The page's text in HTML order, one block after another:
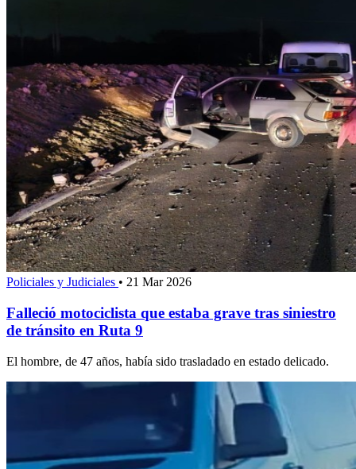
Policiales y Judiciales • 21 Mar 2026
Falleció motociclista que estaba grave tras siniestro
de tránsito en Ruta 9
El hombre, de 47 años, había sido trasladado en estado delicado.